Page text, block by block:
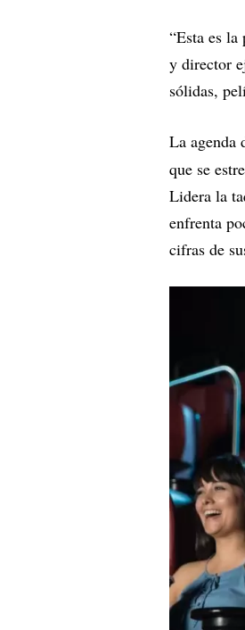
“Esta es
y director
sólidas,
La agenda
que se
Lidera la
enfrenta
cifras de